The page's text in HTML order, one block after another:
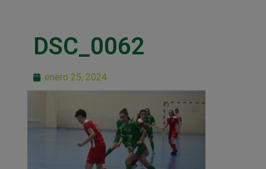
DSC_0062
enero 25, 2024